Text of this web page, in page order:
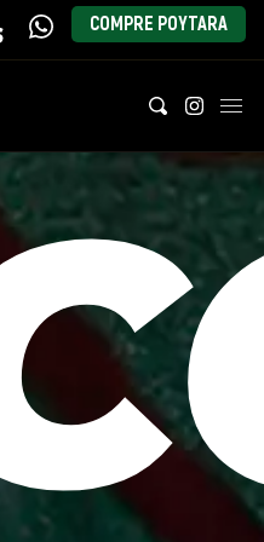
(11)
COMPRE POYTARA